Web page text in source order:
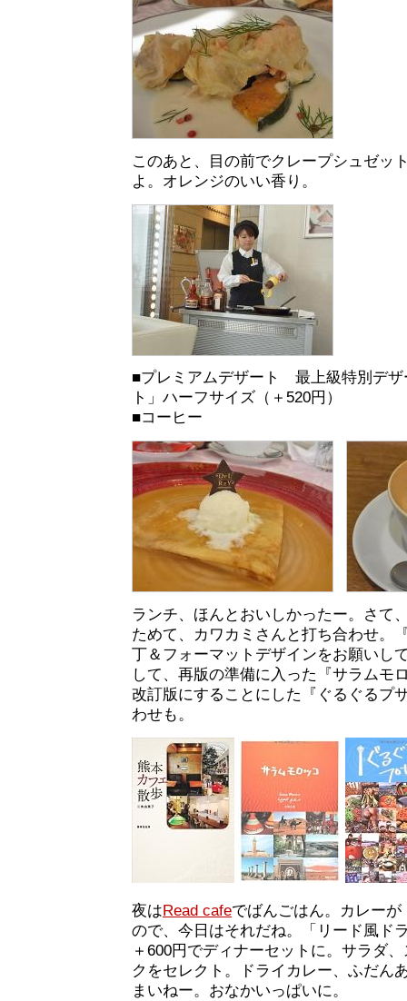
このあと、目の前でクレープシュゼッ
よ。オレンジのいい香り。
■プレミアムデザート 最上級特別デザ
ト」ハーフサイズ（＋520円）
■コーヒー
ランチ、ほんとおいしかったー。さて
ためて、カワカミさんと打ち合わせ。
丁＆フォーマットデザインをお願いし
して、再版の準備に入った『サラムモ
改訂版にすることにした『ぐるぐるプ
わせも。
夜は Read cafeでばんごはん。カレー
ので、今日はそれだね。「リード風ド
＋600円でディナーセットに。サラダ
クをセレクト。ドライカレー、ふだん
まいねー。おなかいっぱいに。